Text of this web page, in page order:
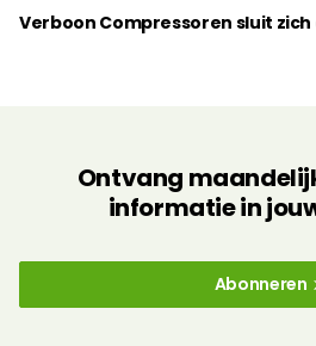
Verboon Compressoren sluit zich
Ontvang
informatie in
Abonneren